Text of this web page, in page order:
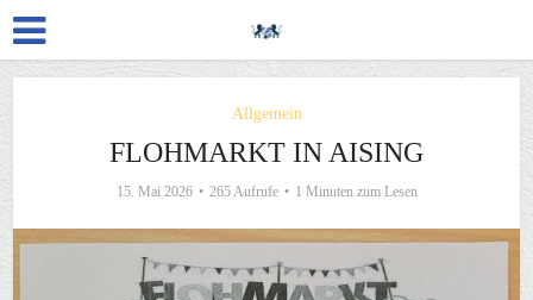
Allgemein
FLOHMARKT IN AISING
15. Mai 2026 265 Aufrufe 1 Minuten zum Lesen